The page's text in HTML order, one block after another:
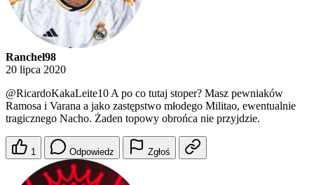
Ranchel98
20 lipca 2020
@RicardoKakaLeite10 A po co tutaj stoper? Masz pewniaków
Ramosa i Varana a jako zastępstwo młodego Militao, ewentualnie
tragicznego Nacho. Żaden topowy obrońca nie przyjdzie.
1 Odpowiedz Zgłoś